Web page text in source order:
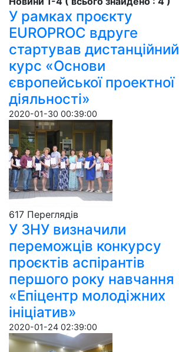
У рамках проєкту
EUROPROC вдруге
стартував дистанційний
курс «Основи
європейської проектної
діяльності»
2020-01-30 00:39:00
617 Пере­гля­дів
У ЗНУ визначили
переможців конкурсу
проєктів аспірантів
першого року навчання
«Епіцентр молодіжних
ініціатив»
2020-01-24 02:39:00